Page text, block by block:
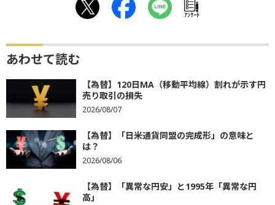
ｱﾝｹｰﾄ
あわせて読む
【為替】120日MA（移動平均線）割れが示す円
売り取引の損失
2026/08/07
【為替】「日米通貨同盟の完成形」の意味と
は？
2026/08/06
【為替】「異常な円安」と1995年「異常な円
高」